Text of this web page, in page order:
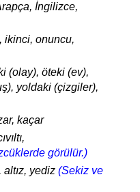
İngilizce,
ikinci, onuncu,
(olay), öteki (ev),
yoldaki (çizgiler),
kaçar
görülür.)
yediz (Sekiz ve